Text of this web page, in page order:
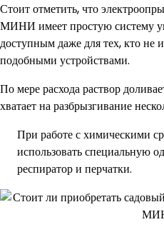
Стоит отметить, что
МИНИ имеет простую систему
доступным даже для тех, кто не
подобными устройствами.
По мере расхода раствор
хватает на разбрызгивание
При работе с химическими
использовать специальную
респиратор и перчатки.